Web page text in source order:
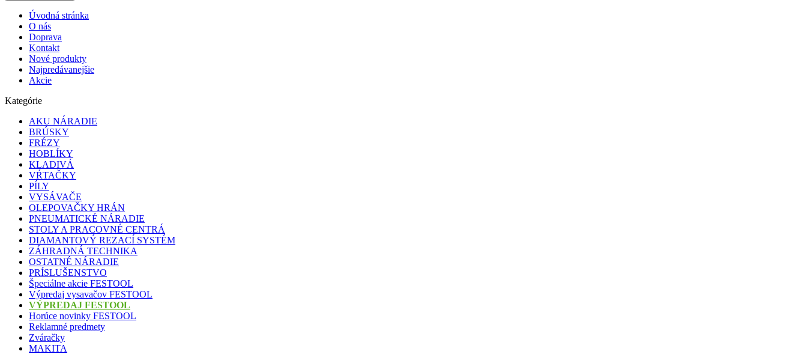
Úvodná stránka
O nás
Doprava
Kontakt
Nové produkty
Najpredávanejšie
Akcie
Kategórie
AKU NÁRADIE
BRÚSKY
FRÉZY
HOBLÍKY
KLADIVÁ
VŔTAČKY
PÍLY
VYSÁVAČE
OLEPOVAČKY HRÁN
PNEUMATICKÉ NÁRADIE
STOLY A PRACOVNÉ CENTRÁ
DIAMANTOVÝ REZACÍ SYSTÉM
ZÁHRADNÁ TECHNIKA
OSTATNÉ NÁRADIE
PRÍSLUŠENSTVO
Špeciálne akcie FESTOOL
Výpredaj vysavačov FESTOOL
VÝPREDAJ FESTOOL
Horúce novinky FESTOOL
Reklamné predmety
Zváračky
MAKITA